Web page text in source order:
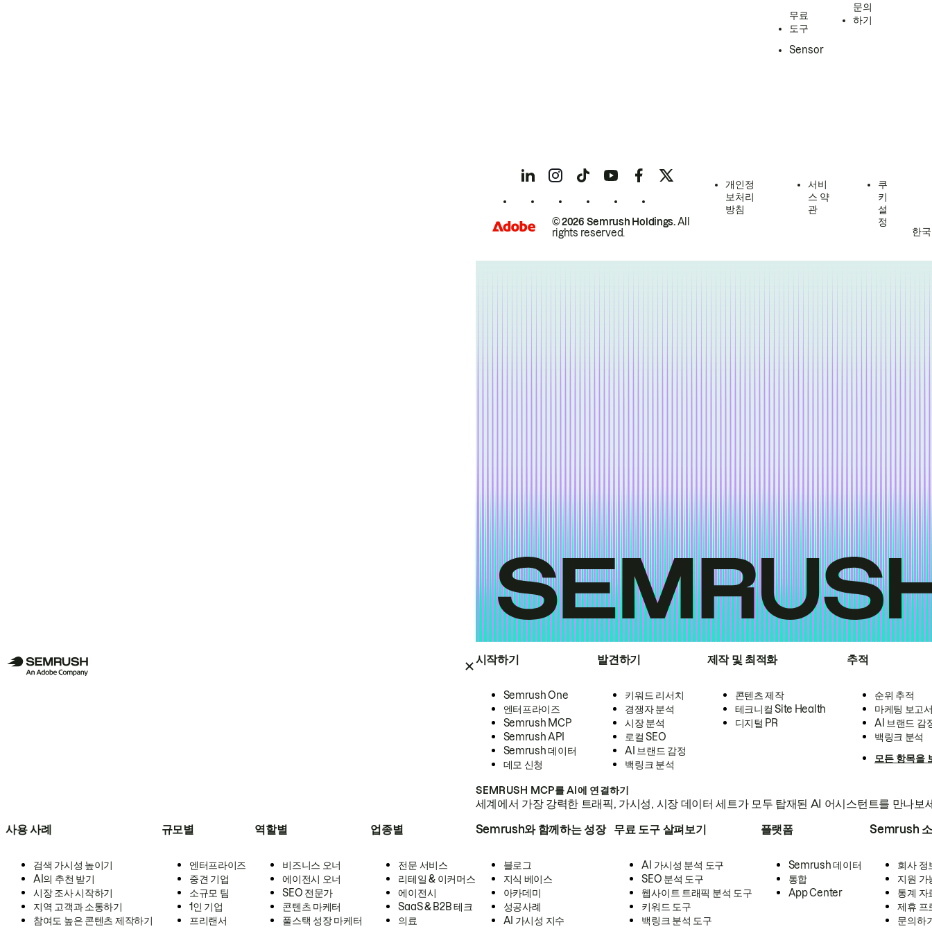
시작하기
Semrush One
엔터프라이즈
Semrush MCP
Semrush API
Semrush 데이터
데모 신청
발견하기
키워드 리서치
경쟁자 분석
시장 분석
로컬 SEO
AI 브랜드 감정
백링크 분석
제작 및 최적화
콘텐츠 제작
테크니컬 Site Health
디지털 PR
추적
순위 추적
마케팅 보고
AI 브랜드 감
백링크 분석
모든 항목을
SEMRUSH MCP를 AI에 연결하기
세계에서 가장 강력한 트래픽, 가시성, 시장 데이터 세트가 모두 탑재된 AI 어시스턴트를 만나보
사용 사례
검색 가시성 높이기
AI의 추천 받기
시장 조사 시작하기
지역 고객과 소통하기
참여도 높은 콘텐츠 제작하기
규모별
엔터프라이즈
중견 기업
소규모 팀
1인 기업
프리랜서
역할별
비즈니스 오너
에이전시 오너
SEO 전문가
콘텐츠 마케터
풀스택 성장 마케터
업종별
전문 서비스
리테일 & 이커머스
에이전시
SaaS & B2B 테크
의료
Semrush와 함께하는 성장
블로그
지식 베이스
아카데미
성공사례
AI 가시성 지수
무료 도구 살펴보기
AI 가시성 분석 도구
SEO 분석 도구
웹사이트 트래픽 분석 도구
키워드 도구
백링크 분석 도구
플랫폼
Semrush 데이터
통합
App Center
Semrush
회사 정
지원 가
통계 자
제휴 프
문의하
무료
도구
Sensor
문의
하기
© 2026 Semrush Holdings.All
rights reserved.
개인정
보처리
방침
서비
스 약
관
쿠
키
설
정
한